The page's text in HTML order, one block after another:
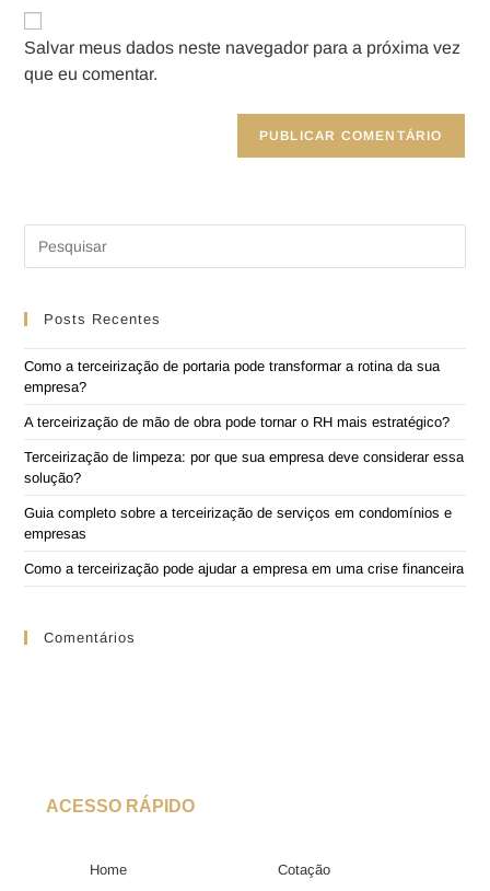
Salvar meus dados neste navegador para a próxima vez
que eu comentar.
Posts Recentes
Como a terceirização de portaria pode transformar a rotina da sua
empresa?
A terceirização de mão de obra pode tornar o RH mais estratégico?
Terceirização de limpeza: por que sua empresa deve considerar essa
solução?
Guia completo sobre a terceirização de serviços em condomínios e
empresas
Como a terceirização pode ajudar a empresa em uma crise financeira
Comentários
ACESSO RÁPIDO
Home Cotação